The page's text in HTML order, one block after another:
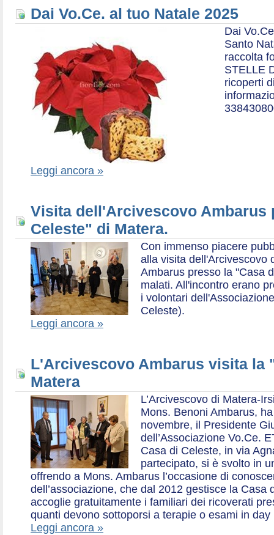
Dai Vo.Ce. al tuo Natale 2025
Dai
Santo
raccolta
STELLE
ricoperti
Leggi ancora »
Visita dell'Arcivescovo Ambarus
Celeste" di Matera.
Con immenso piacere
alla visita dell'Arcivescovo
Ambarus presso la "Casa
malati. All'incontro erano
i volontari
Celeste).
Leggi ancora »
L'Arcivescovo Ambarus visita la
Matera
L’Arcivescovo di Matera-
Mons. Benoni Ambarus,
novembre, il Presidente
dell’Associazione Vo.Ce.
Casa di Celeste, in via
partecipato, si è svolto in
offrendo a Mons. Ambarus l’occasione di
dell’associazione, che dal 2012 gestisce la Casa
accoglie gratuitamente i familiari dei ricoverati
quanti devono sottoporsi a terapie o esami in day
Leggi ancora »